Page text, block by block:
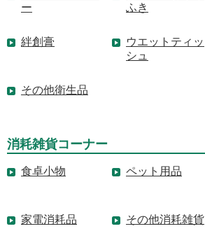
ー
ふき
絆創膏
ウエットティッ
シュ
その他衛生品
消耗雑貨コーナー
食卓小物 ペット用品
家電消耗品 その他消耗雑貨